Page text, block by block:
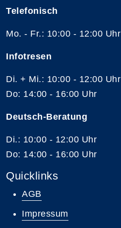
Telefonisch
Mo. - Fr.: 10:00 - 12:00 Uhr
Infotresen
Di. + Mi.: 10:00 - 12:00 Uhr
Do: 14:00 - 16:00 Uhr
Deutsch-Beratung
Di.: 10:00 - 12:00 Uhr
Do: 14:00 - 16:00 Uhr
Quicklinks
AGB
Impressum